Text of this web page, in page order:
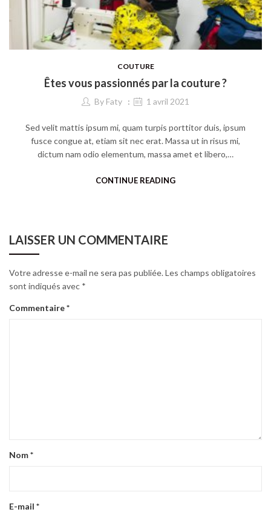
COUTURE
Êtes vous passionnés par la couture ?
By Faty 1 avril 2021
Sed velit mattis ipsum mi, quam turpis porttitor duis, ipsum
fusce congue at, etiam sit nec erat. Massa ut in risus mi,
dictum nam odio elementum, massa amet et libero,…
CONTINUE READING
LAISSER UN COMMENTAIRE
Votre adresse e-mail ne sera pas publiée.Les champs obligatoires
sont indiqués avec *
Commentaire*
Nom*
E-mail *